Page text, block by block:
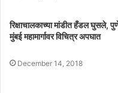
रिक्षाचालकाच्या मांडीत हँडल घुसले,
मुंबई महामार्गावर विचित्र अपघात
December 14, 2018